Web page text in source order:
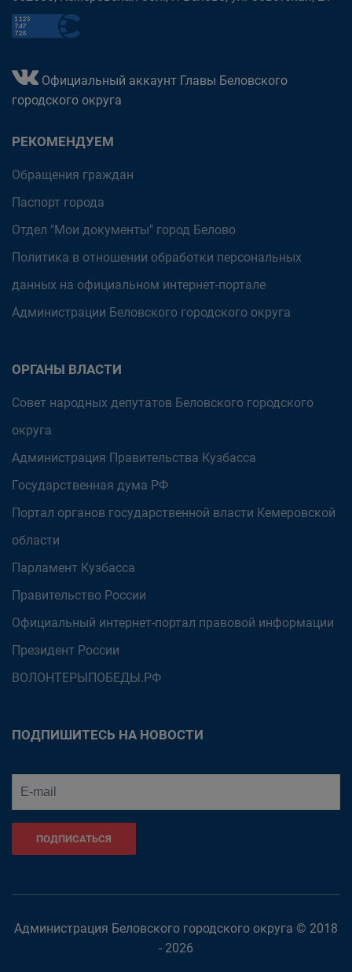
Официальный аккаунт Главы Беловского
городского округа
РЕКОМЕНДУЕМ
Обращения граждан
Паспорт города
Отдел "Мои документы" город Белово
Политика в отношении обработки персональных
данных на официальном интернет-портале
Администрации Беловского городского округа
ОРГАНЫ ВЛАСТИ
Совет народных депутатов Беловского городского
округа
Администрация Правительства Кузбасса
Государственная дума РФ
Портал органов государственной власти Кемеровской
области
Парламент Кузбасса
Правительство России
Официальный интернет-портал правовой информации
Президент России
ВОЛОНТЕРЫПОБЕДЫ.РФ
ПОДПИШИТЕСЬ НА НОВОСТИ
ПОДПИСАТЬСЯ
Администрация Беловского городского округа © 2018
- 2026